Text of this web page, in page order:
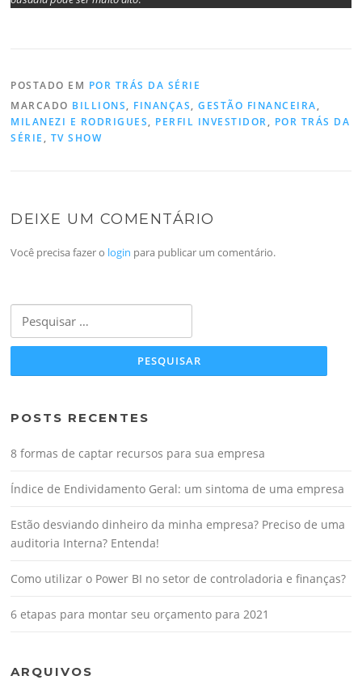
POSTADO EM POR TRÁS DA SÉRIE
MARCADO BILLIONS, FINANÇAS,GESTÃO FINANCEIRA,
MILANEZI E RODRIGUES, PERFIL INVESTIDOR, POR TRÁS DA
SÉRIE , TV SHOW
DEIXE UM COMENTÁRIO
Você precisa fazer o login para publicar um comentário.
por:
POSTS RECENTES
8 formas de captar recursos para sua empresa
Índice de Endividamento Geral: um sintoma de uma empresa
Estão desviando dinheiro da minha empresa? Preciso de uma
auditoria Interna? Entenda!
Como utilizar o Power BI no setor de controladoria e finanças?
6 etapas para montar seu orçamento para 2021
ARQUIVOS